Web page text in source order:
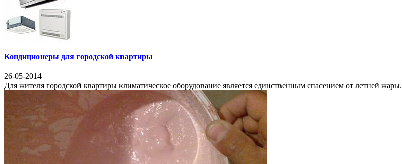
Кондиционеры для городской квартиры
26-05-2014
Для жителя городской квартиры климатическое оборудование является единственным спасением от летней жары.